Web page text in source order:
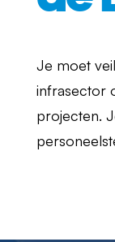
Je moet
infrasector
projecten.